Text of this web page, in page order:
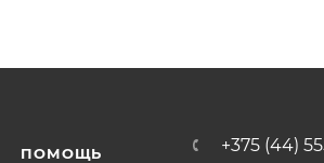
ПОМОЩЬ +375 (44)